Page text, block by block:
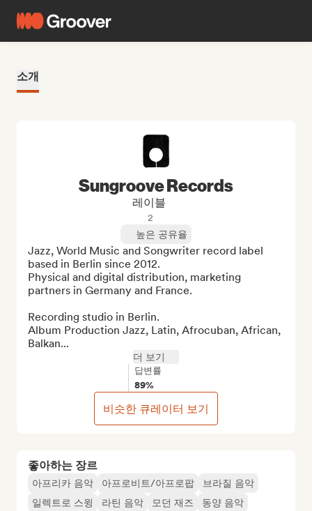
소개
좋아하는 장르
아프리카 음악 아프로비트/아프로팝
브라질 음악
일렉트로 스윙
라틴 음악 모던 재즈
동양 음악
Sungroove Records
레이블
2
높은 공유율
Jazz, World Music and Songwriter record label
based in Berlin since 2012.
Physical and digital distribution, marketing
partners in Germany and France.
Recording studio in Berlin.
Album Production Jazz, Latin, Afrocuban, African,
Balkan...
더 보기
답변률
89%
비슷한 큐레이터 보기